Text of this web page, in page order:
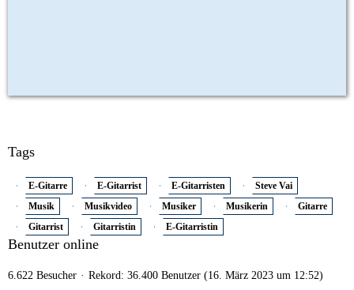
Tags
E-Gitarre E-Gitarrist E-Gitarristen
Steve Vai
Musik
Musikvideo Musiker Musikerin
Gitarre
Gitarrist
Gitarristin E-Gitarristin
Benutzer online
6.622 Besucher Rekord: 36.400 Benutzer (16. März 2023 um 12:52)